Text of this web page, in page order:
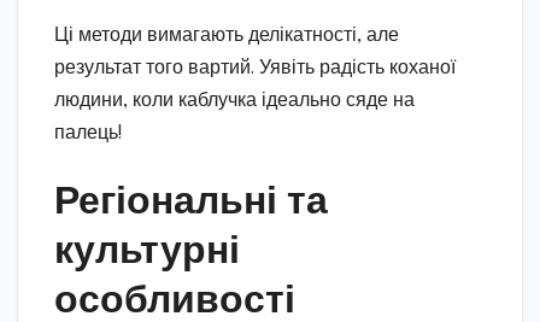
Ці методи вимагають делікатності, але
результат того вартий. Уявіть радість коханої
людини, коли каблучка ідеально сяде на
палець!
Регіональні та
культурні
особливості